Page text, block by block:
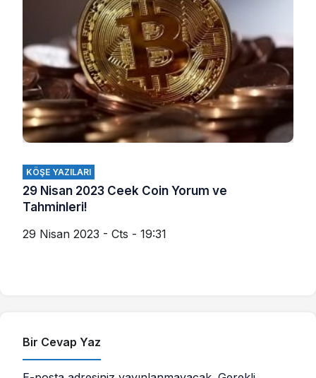
KÖŞE YAZILARI
29 Nisan 2023 Ceek Coin Yorum ve
Tahminleri!
29 Nisan 2023 - Cts - 19:31
Bir Cevap Yaz